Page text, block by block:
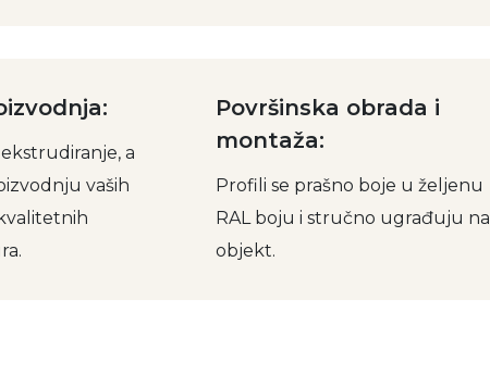
a
vaših
Površinska obrada i
montaža:
Profili se prašno boje u željenu
RAL boju i stručno ugrađuju na
objekt.